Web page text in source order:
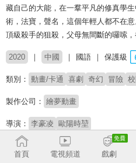
藏自己的大能，在一羣平凡的修真學
術，法寶，聲名，這個年輕人都不在
頂級殺手的狙殺，父母無間斷的囉嗦
2020 中國 國語 保護級
類別： 動畫/卡通 喜劇 奇幻 冒險
製作公司： 繪夢動畫
導演： 李豪凌 歐陽時堃
配音： 錢琛 聶曦映
首頁
電視頻道 戲劇